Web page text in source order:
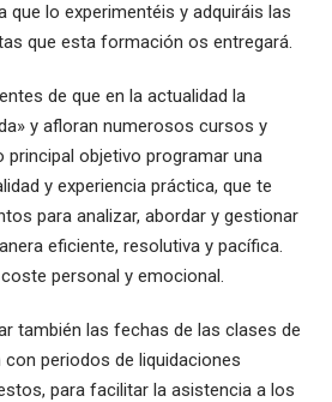
que lo experimentéis y adquiráis las
que esta formación os entregará.
de que en la actualidad la
y afloran numerosos cursos y
principal objetivo programar una
y experiencia práctica, que te
para analizar, abordar y gestionar
eficiente, resolutiva y pacífica.
personal y emocional.
también las fechas de las clases de
periodos de liquidaciones
para facilitar la asistencia a los